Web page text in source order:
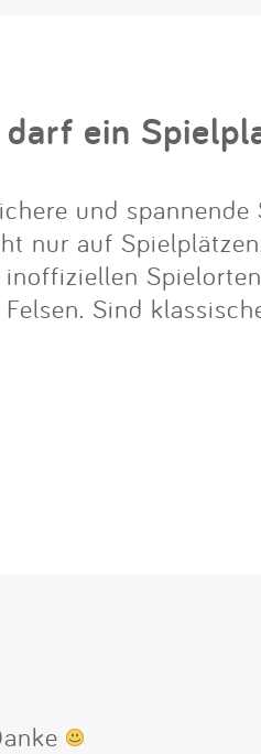
ein
und spannende
nur auf
Sind